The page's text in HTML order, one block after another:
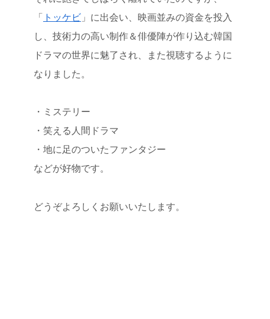
「 トッケビ 」に出会い、映画並みの資金を投入
し、技術力の高い制作＆俳優陣が作り込む韓国
ドラマの世界に魅了され、また視聴するように
なりました。
・ミステリー
・笑える人間ドラマ
・地に足のついたファンタジー
などが好物です。
どうぞよろしくお願いいたします。